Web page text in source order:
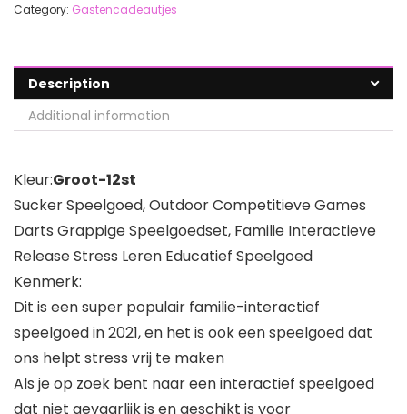
Category: Gastencadeautjes
Description
Additional information
Kleur:Groot-12st
Sucker Speelgoed, Outdoor Competitieve Games
Darts Grappige Speelgoedset, Familie Interactieve
Release Stress Leren Educatief Speelgoed
Kenmerk:
Dit is een super populair familie-interactief
speelgoed in 2021, en het is ook een speelgoed dat
ons helpt stress vrij te maken
Als je op zoek bent naar een interactief speelgoed
dat niet gevaarlijk is en geschikt is voor